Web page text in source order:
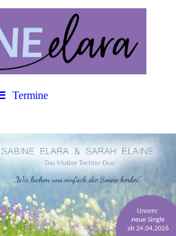
Termine